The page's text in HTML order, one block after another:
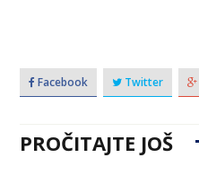
Facebook Twitter
PROČITAJTE JOŠ